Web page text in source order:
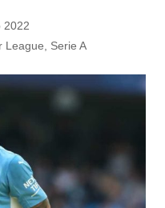
2022
League Serie A